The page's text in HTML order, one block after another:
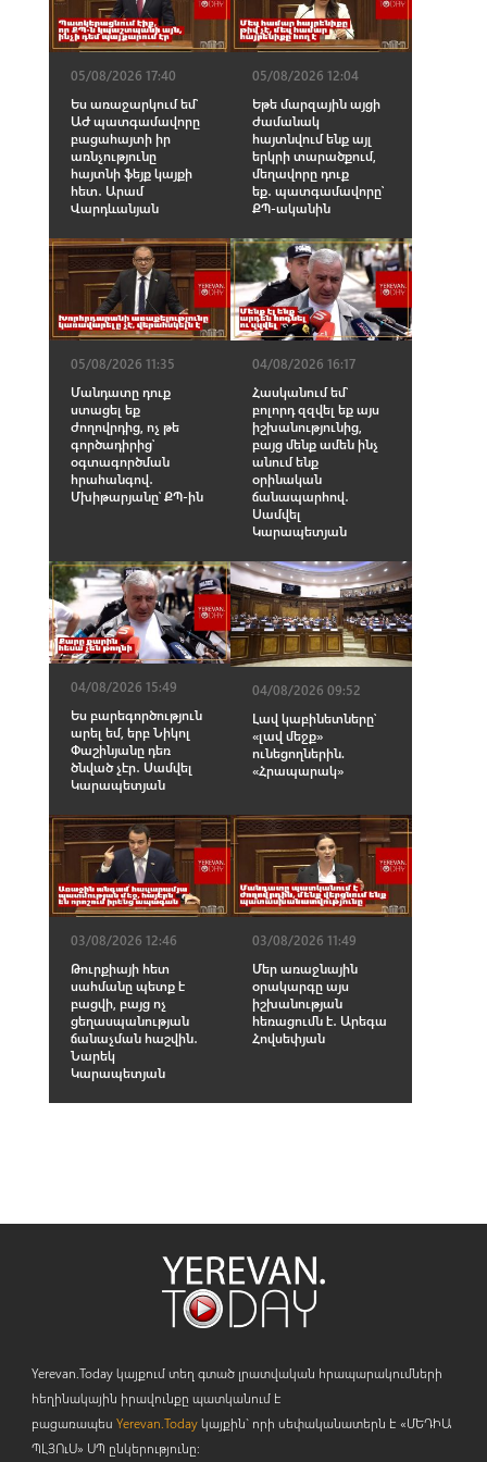
05/08/2026 17:40
Ես առաջարկում եմ՝
ԱԺ պատգամավորը
բացահայտի իր
առնչությունը
հայտնի ֆեյք կայքի
հետ․ Արամ
Վարդևանյան
05/08/2026 12:04
Եթե մարզային այցի
ժամանակ
հայտնվում ենք այլ
երկրի տարածքում,
մեղավորը դուք
եք․ պատգամավորը՝
ՔՊ-ականին
05/08/2026 11:35
Մանդատը դուք
ստացել եք
ժողովրդից, ոչ թե
գործադիրից՝
օգտագործման
հրահանգով․
Մխիթարյանը՝ ՔՊ-ին
04/08/2026 16:17
Հասկանում եմ՝
բոլորդ զզվել եք այս
իշխանությունից,
բայց մենք ամեն ինչ
անում ենք
օրինական
ճանապարհով․
Սամվել
Կարապետյան
04/08/2026 15:49
Ես բարեգործություն
արել եմ, երբ Նիկոլ
Փաշինյանը դեռ
ծնված չէր․ Սամվել
Կարապետյան
04/08/2026 09:52
Լավ կաբինետները՝
«լավ մեջք»
ունեցողներին.
«Հրապարակ»
03/08/2026 12:46
Թուրքիայի հետ
սահմանը պետք է
բացվի, բայց ոչ
ցեղասպանության
ճանաչման հաշվին․
Նարեկ
Կարապետյան
03/08/2026 11:49
Մեր առաջնային
օրակարգը այս
իշխանության
հեռացումն է․ Արեգա
Հովսեփյան
Yerevan.Today կայքում տեղ գտած լրատվական հրապարակումների
հեղինակային իրավունքը պատկանում է
բացառապես Yerevan.Todayկայքին` որի սեփականատերն է «ՄԵԴԻԱ
ՊԼՅՈւՍ» ՍՊ ընկերությունը։